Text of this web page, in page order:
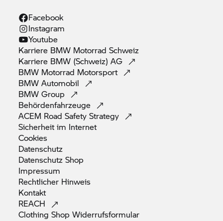
Facebook
Instagram
Youtube
Karriere BMW Motorrad Schweiz
Karriere BMW (Schweiz)AG
BMW Motorrad Motorsport
BMWAutomobil
BMWGroup
Behördenfahrzeuge
ACEM Road SafetyStrategy
Sicherheit im Internet
Cookies
Datenschutz
DatenschutzShop
Impressum
Rechtlicher Hinweis
Kontakt
REACH
Clothing ShopWiderrufsformular